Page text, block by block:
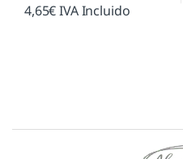
4,65€IVA Incluido
Marcas De Carrusel